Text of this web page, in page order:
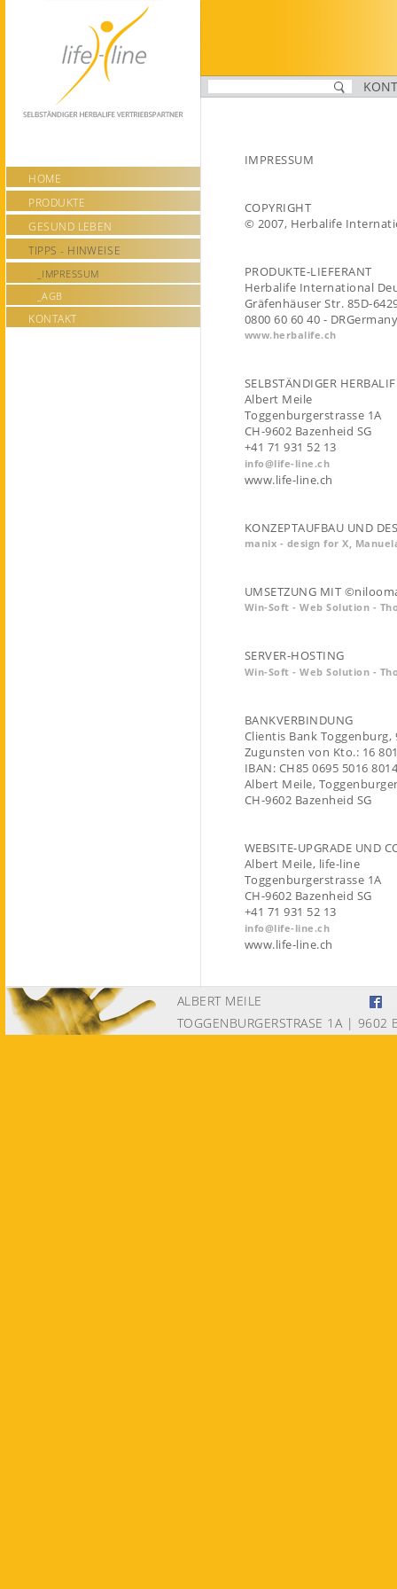
https://www.life-line.ch/_impressum
HOME
PRODUKTE
GESUND LEBEN
TIPPS - HINWEISE
_IMPRESSUM
_AGB
KONTAKT
IMPRESSUM
COPYRIGHT
© 2007, Herbalife
PRODUKTE-LIEFERANT
Herbalife International
Gräfenhäuser Str. 85D-
0800 60 60 40 -
www.herbalife.ch
SELBSTÄNDIGER
Albert Meile
Toggenburgerstrasse 1A
CH-9602 Bazenheid SG
+41 71 931 52 13
info@life-line.ch
www.life-line.ch
KONZEPTAUFBAU UND
manix - design for X,
UMSETZUNG MIT
Win-Soft - Web Solution -
SERVER-HOSTING
Win-Soft - Web Solution -
BANKVERBINDUNG
Clientis Bank Toggenburg,
Zugunsten von Kto.: 16
IBAN: CH85 0695 5016
Albert Meile,
CH-9602 Bazenheid SG
WEBSITE-UPGRADE UND
Albert Meile, life-line
Toggenburgerstrasse 1A
CH-9602 Bazenheid SG
+41 71 931 52 13
info@life-line.ch
www.life-line.ch
ALBERT MEILE
TOGGENBURGERSTRASE 1A |